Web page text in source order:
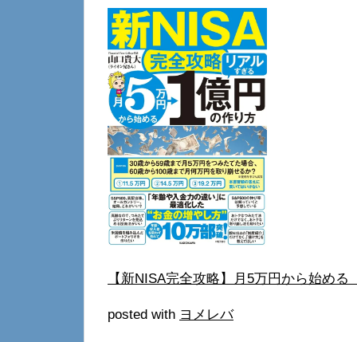
【新NISA完全攻略】月5万円から始め
posted with ヨメレバ